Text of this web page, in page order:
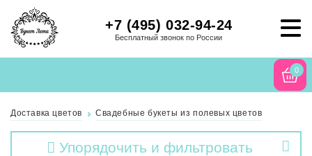
+7 (495) 032-94-24
Бесплатный звонок по России
0
Доставка цветов Свадебные букеты из полевых цветов
Упорядочить и фильтровать